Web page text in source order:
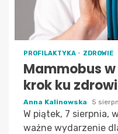
PROFILAKTYKA ZDROWIE
Mammobus
krok ku
Anna Kalinowska 5
W piątek, 7 sierpnia,
ważne wydarzenie